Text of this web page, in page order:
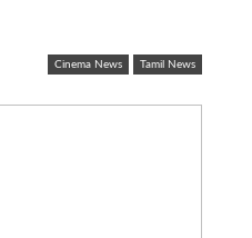
Cinema News Tamil News